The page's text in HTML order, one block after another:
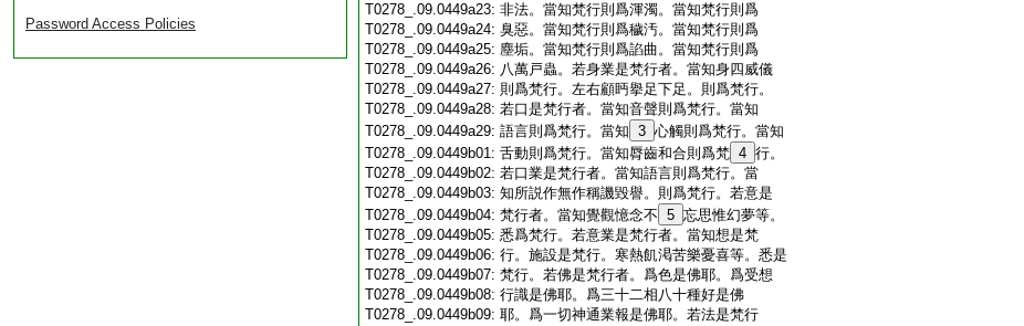
Password Access Policies
T0278_.09.0449a23: 非法。當知梵行則爲渾濁。當知梵行則爲
T0278_.09.0449a24: 臭惡。當知梵行則爲穢汚。當知梵行則爲
T0278_.09.0449a25: 塵垢。當知梵行則爲諂曲。當知梵行則爲
T0278_.09.0449a26: 八萬戸蟲。若身業是梵行者。當知身四威儀
T0278_.09.0449a27: 則爲梵行。左右顧眄擧足下足。則爲梵行。
T0278_.09.0449a28: 若口是梵行者。當知音聲則爲梵行。當知
T0278_.09.0449a29: 語言則爲梵行。當知 3 心觸則爲梵行。當知
T0278_.09.0449b01: 舌動則爲梵行。當知脣齒和合則爲梵 4 行。
T0278_.09.0449b02: 若口業是梵行者。當知語言則爲梵行。當
T0278_.09.0449b03: 知所説作無作稱譏毀譽。則爲梵行。若意是
T0278_.09.0449b04: 梵行者。當知覺觀憶念不 5 忘思惟幻夢等。
T0278_.09.0449b05: 悉爲梵行。若意業是梵行者。當知想是梵
T0278_.09.0449b06: 行。施設是梵行。寒熱飢渇苦樂憂喜等。悉是
T0278_.09.0449b07: 梵行。若佛是梵行者。爲色是佛耶。爲受想
T0278_.09.0449b08: 行識是佛耶。爲三十二相八十種好是佛
T0278_.09.0449b09: 耶。爲一切神通業報是佛耶。若法是梵行